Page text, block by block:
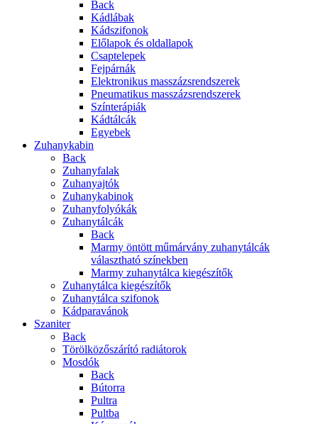
Back
Kádlábak
Kádszifonok
Előlapok és oldallapok
Csaptelepek
Fejpárnák
Elektronikus masszázsrendszerek
Pneumatikus masszázsrendszerek
Színterápiák
Kádtálcák
Egyebek
Zuhanykabin
Back
Zuhanyfalak
Zuhanyajtók
Zuhanykabinok
Zuhanyfolyókák
Zuhanytálcák
Back
Marmy öntött műmárvány zuhanytálcák
választható színekben
Marmy zuhanytálca kiegészítők
Zuhanytálca kiegészítők
Zuhanytálca szifonok
Kádparavánok
Szaniter
Back
Törölközőszárító radiátorok
Mosdók
Back
Bútorra
Pultra
Pultba